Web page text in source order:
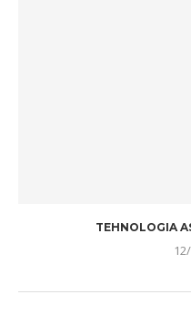
TEHNOLOGIA